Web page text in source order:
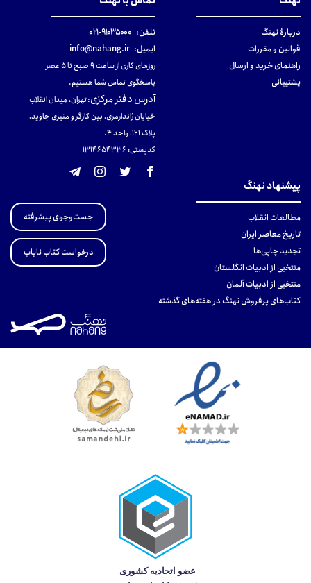
دربارهٔ نهنگ
قوانین و مقررات
راهنمای خرید و ارسال
پشتیبانی
تلفن: ۹۱۰۳۵۰۰۰-۰۲۱
ایمیل: info@nahang.ir
روزهای کاری از ساعت ۹ صبح تا ۵ عصر
پاسخگوی تماس شما هستیم.
آدرس دفتر مرکزی:تهران، میدان انقلاب
خیابان ژاندارمری، بین کارگر و منیری جاوید،
پلاک 121، واحد ۴.
کدپستی: 131465433۶
پیشنهاد نهنگ
مطالعات انقلاب
تاریخ معاصر ایران
تجدید چاپی‌ها
منتخبی از ادبیات انگلستان
منتخبی از ادبیات آلمان
کتاب‌های پرفروش نهنگ در هفته‌های گذشته
جست‌وجوی پیشرفته
درخواست کتاب نایاب